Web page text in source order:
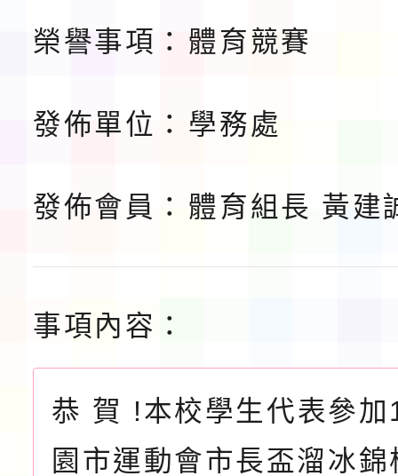
榮譽事項： 體育競賽
發佈單位： 學務處
發佈會員： 體育組長 黃建
事項內容：
恭 賀 !本校學生代表參
園市運動會市長盃溜冰